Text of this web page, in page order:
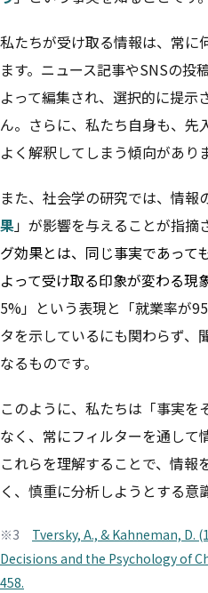
私たちが受け取る情報は、常に
ます。ニュース記事やSNSの投
よって編集され、選択的に提示
ん。さらに、私たち自身も、先
よく解釈してしまう傾向があり
また、社会学の研究では、情報
果」が影響を与えることが指摘
グ効果とは、同じ事実であって
よって受け取る印象が変わる現
5%」という表現と「就業率が
タを示しているにも関わらず、
なるものです。
このように、私たちは「事実を
なく、常にフィルターを通して
これらを理解することで、情報
く、慎重に分析しようとする意
※3
Tversky, A., & Kahneman, D.
Decisions and the Psychology of
458.